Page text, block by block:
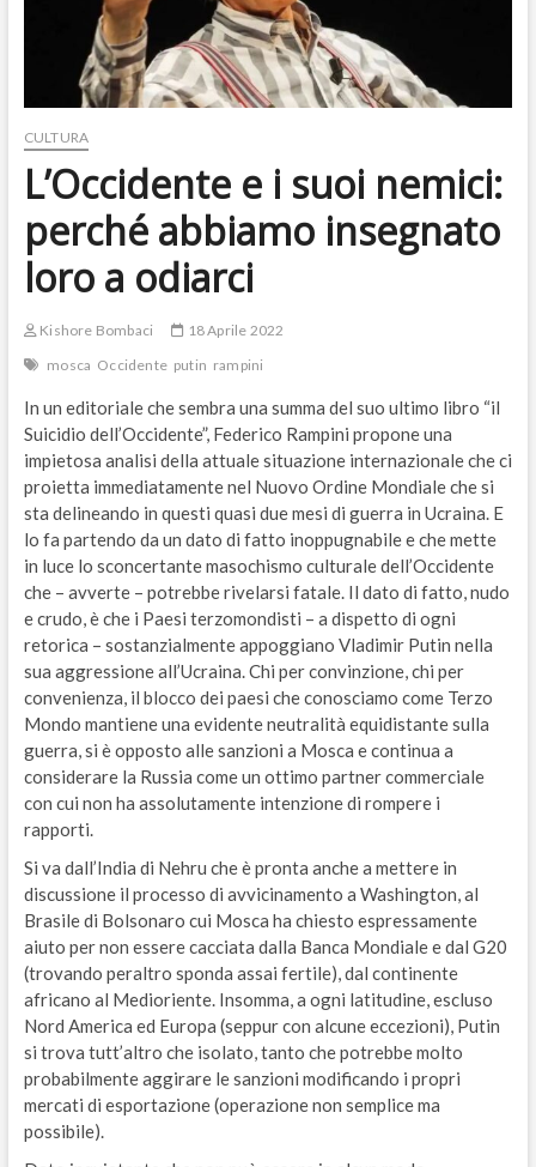
CULTURA
L’Occidente e i suoi nemici:
perché abbiamo insegnato
loro a odiarci
Kishore Bombaci
18 Aprile 2022
mosca Occidente putin rampini
In un editoriale che sembra una summa del suo ultimo libro “il
Suicidio dell’Occidente”, Federico Rampini propone una
impietosa analisi della attuale situazione internazionale che ci
proietta immediatamente nel Nuovo Ordine Mondiale che si
sta delineando in questi quasi due mesi di guerra in Ucraina. E
lo fa partendo da un dato di fatto inoppugnabile e che mette
in luce lo sconcertante masochismo culturale dell’Occidente
che – avverte – potrebbe rivelarsi fatale. Il dato di fatto, nudo
e crudo, è che i Paesi terzomondisti – a dispetto di ogni
retorica – sostanzialmente appoggiano Vladimir Putin nella
sua aggressione all’Ucraina. Chi per convinzione, chi per
convenienza, il blocco dei paesi che conosciamo come Terzo
Mondo mantiene una evidente neutralità equidistante sulla
guerra, si è opposto alle sanzioni a Mosca e continua a
considerare la Russia come un ottimo partner commerciale
con cui non ha assolutamente intenzione di rompere i
rapporti.
Si va dall’India di Nehru che è pronta anche a mettere in
discussione il processo di avvicinamento a Washington, al
Brasile di Bolsonaro cui Mosca ha chiesto espressamente
aiuto per non essere cacciata dalla Banca Mondiale e dal G20
(trovando peraltro sponda assai fertile), dal continente
africano al Medioriente. Insomma, a ogni latitudine, escluso
Nord America ed Europa (seppur con alcune eccezioni), Putin
si trova tutt’altro che isolato, tanto che potrebbe molto
probabilmente aggirare le sanzioni modificando i propri
mercati di esportazione (operazione non semplice ma
possibile).